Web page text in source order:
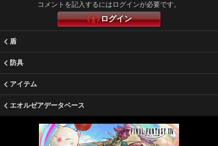
コメントを記入するにはログインが必要です。
ログイン
盾
防具
アイテム
エオルゼアデータベース